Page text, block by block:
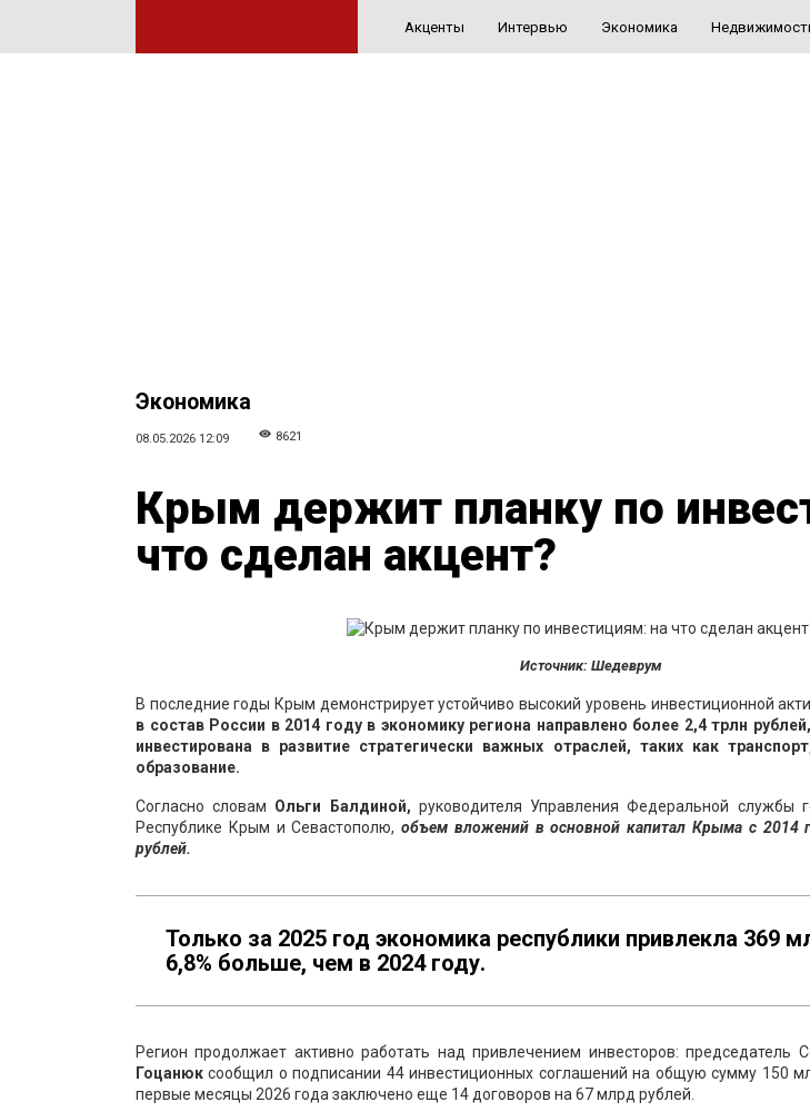
Акценты Интервью Экономика
Экономика
08.05.2026 12:09 8621
Крым держит планку по
что сделан акцент?
Источник: Шедеврум
В последние годы Крым демонстрирует устойчиво высокий уровень инвестиционной
в состав России в 2014 году в экономику региона направлено более 2,4 трлн
инвестирована в развитие стратегически важных отраслей, таких как
образование.
Согласно словам Ольги Балдиной, руководителя Управления Федеральной службы
Республике Крым и Севастополю,объем вложений в основной капитал Крыма с 2014
рублей.
Только за 2025 год экономика республики привлекла 369
6,8% больше, чем в 2024 году.
Регион продолжает активно работать над привлечением инвесторов: председатель
Гоцанюк сообщил о подписании 44 инвестиционных соглашений на общую сумму 150
первые месяцы 2026 года заключено еще 14 договоров на 67 млрд рублей.